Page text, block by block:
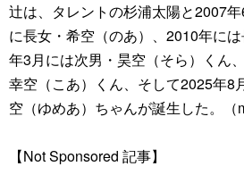
辻は、タレントの杉浦太陽と2007
に長女・希空（のあ）、2010年に
年3月には次男・昊空（そら）くん
幸空（こあ）くん、そして2025年8
空（ゆめあ）ちゃんが誕生した。（
【Not Sponsored 記事】